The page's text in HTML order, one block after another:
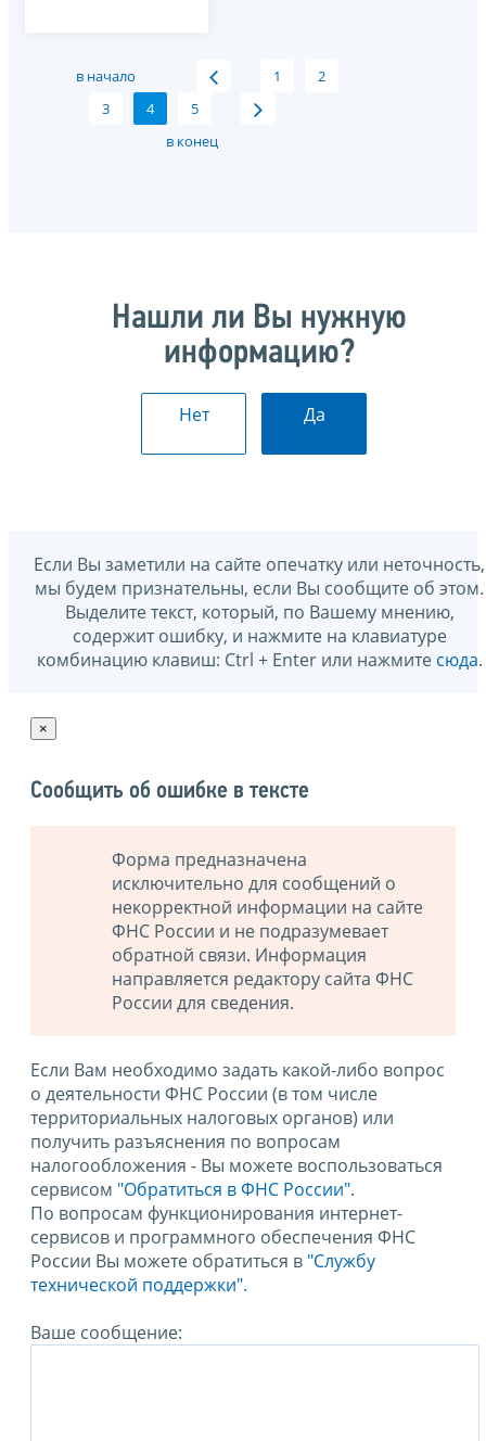
в начало 1
2
3
4
5
в конец
Нашли ли Вы нужную
информацию?
Нет Да
Если Вы заметили на сайте опечатку или неточность,
мы будем признательны, если Вы сообщите об этом.
Выделите текст, который, по Вашему мнению,
содержит ошибку, и нажмите на клавиатуре
комбинацию клавиш: Ctrl + Enter или нажмите сюда.
×
Сообщить об ошибке в тексте
Форма предназначена
исключительно для сообщений о
некорректной информации на сайте
ФНС России и не подразумевает
обратной связи. Информация
направляется редактору сайта ФНС
России для сведения.
Если Вам необходимо задать какой-либо вопрос
о деятельности ФНС России (в том числе
территориальных налоговых органов) или
получить разъяснения по вопросам
налогообложения - Вы можете воспользоваться
сервисом "Обратиться в ФНС России".
По вопросам функционирования интернет-
сервисов и программного обеспечения ФНС
России Вы можете обратиться в "Службу
технической поддержки".
Ваше сообщение: